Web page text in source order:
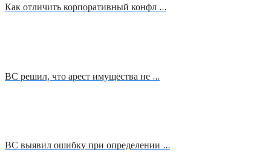
Как отличить корпоративный конфл …
ВС решил, что арест имущества не …
ВС выявил ошибку при определении …